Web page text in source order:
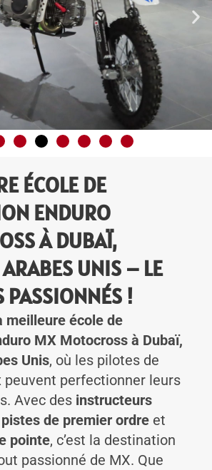
ÉCOLE DE
ENDURO
À DUBAÏ,
UNIS – LE
PASSIONNÉS !
meilleure école de
MX Motocross à Dubaï,
Unis, où les pilotes de
peuvent perfectionner leurs
Avec des instructeurs
pistes de premier ordre et
pointe, c’est la destination
passionné de MX. Que